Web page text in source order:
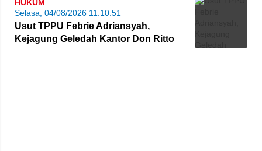
HUKUM
Selasa, 04/08/2026 11:10:51
Usut TPPU Febrie Adriansyah,
Kejagung Geledah Kantor Don Ritto
dan Rumah Nurman Herin